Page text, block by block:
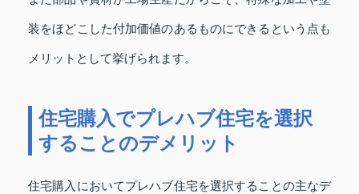
装をほどこした付加価値のあるものにできるという点も
メリットとして挙げられます。
住宅購入でプレハブ住宅を選択
することのデメリット
住宅購入においてプレハブ住宅を選択することの主なデ